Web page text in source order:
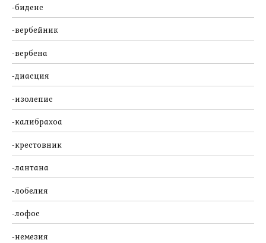
биденс
вербейник
вербена
диасция
изолепис
калибрахоа
крестовник
лантана
лобелия
лофос
немезия